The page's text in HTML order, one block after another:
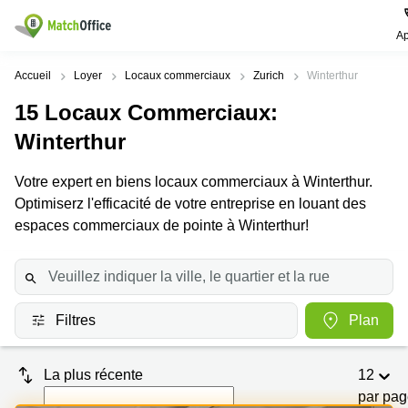
Rechercher / publier
Pages
de
produits
Bureau
Centre
d'affaires
Coworking
Salle
de
virtuel
Villes
Populaires
Location
bureau
Zurich
Bureau
Genève
Bureau à
louer
Coworking
Zurich
Recherches
populaires
Voie du
Chariot 3
Lausanne
Place de
12
Lausanne
Rue du
la-
Bichette
1
Genève
Aide
Prix
Connexion
Accueil Loyer Locaux commerciaux Zurich Winterthur
15 Locaux Commerciaux:
Winterthur
Votre expert en biens locaux commerciaux à Winterthur.
Optimiserz l'efficacité de votre entreprise en louant des
espaces commerciaux de pointe à Winterthur!
Filtres Plan
La plus récente
12
par